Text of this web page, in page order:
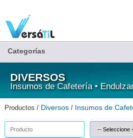
Categorías
DIVERSOS
Insumos de Cafetería •
Productos / Diversos / Insumos de